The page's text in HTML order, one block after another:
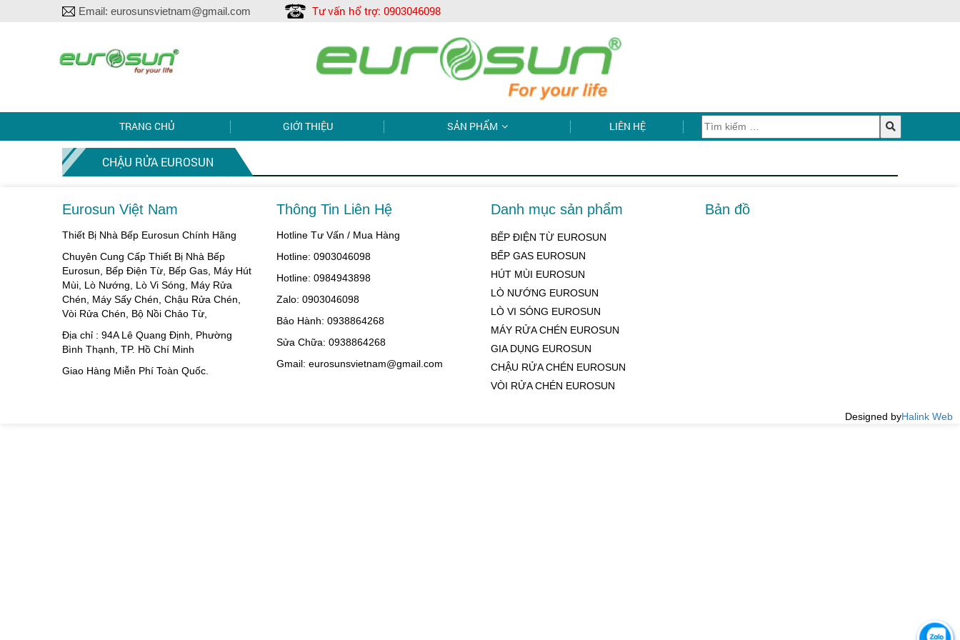
Email: eurosunsvietnam@gmail.com Tư vấn hổ trợ: 0903046098
TRANG CHỦ GIỚI THIỆU SẢN PHẨM LIÊN HỆ
CHẬU RỬA EUROSUN
Eurosun Việt Nam
Thiết Bị Nhà Bếp Eurosun Chính Hãng
Chuyên Cung Cấp Thiết Bị Nhà Bếp
Eurosun, Bếp Điện Từ, Bếp Gas, Máy Hút
Mùi, Lò Nướng, Lò Vi Sóng, Máy Rửa
Chén, Máy Sấy Chén, Chậu Rửa Chén,
Vòi Rửa Chén, Bộ Nồi Chảo Từ,
Địa chỉ : 94A Lê Quang Định, Phường
Bình Thạnh, TP. Hồ Chí Minh
Giao Hàng Miễn Phí Toàn Quốc.
Thông Tin Liên Hệ
Hotline Tư Vấn / Mua Hàng
Hotline: 0903046098
Hotline: 0984943898
Zalo: 0903046098
Bảo Hành: 0938864268
Sửa Chữa: 0938864268
Gmail: eurosunsvietnam@gmail.com
Danh mục sản phẩm
BẾP ĐIỆN TỪ EUROSUN
BẾP GAS EUROSUN
HÚT MÙI EUROSUN
LÒ NƯỚNG EUROSUN
LÒ VI SÓNG EUROSUN
MÁY RỬA CHÉN EUROSUN
GIA DỤNG EUROSUN
CHẬU RỬA CHÉN EUROSUN
VÒI RỬA CHÉN EUROSUN
Bản đồ
Designed byHalink Web